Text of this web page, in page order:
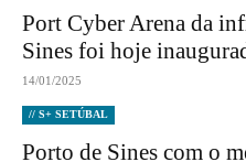
Port Cyber Arena da
Sines foi hoje
14/01/2025
// S+ SETÚBAL
Porto de Sines com o